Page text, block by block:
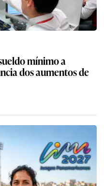
mínimo a
dos aumentos de